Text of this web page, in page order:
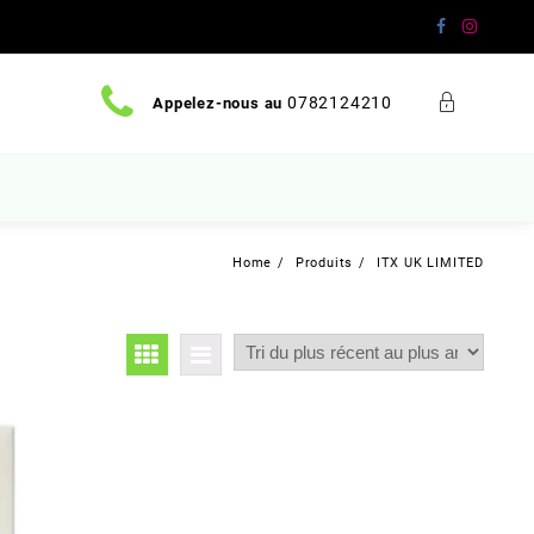
Appelez-nous au 0782124210
Home Produits ITX UK LIMITED